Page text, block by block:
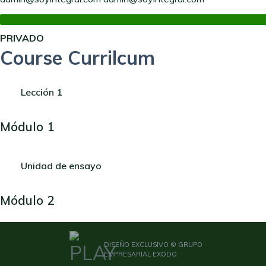
PRIVADO
Course Currilcum
Lección 1
Módulo 1
Unidad de ensayo
Módulo 2
DISEÑO EXCLUSIVO © GRUPO
EMPRESARIAL EXODO.